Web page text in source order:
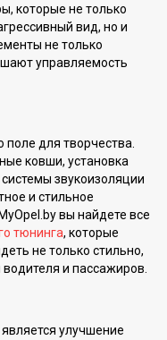
которые не только
вид, но и
не только
управляемость
для творчества.
ковши, установка
звукоизоляции
и стильное
вы найдете все
тюнинга, которые
не только стильно,
и пассажиров.
улучшение